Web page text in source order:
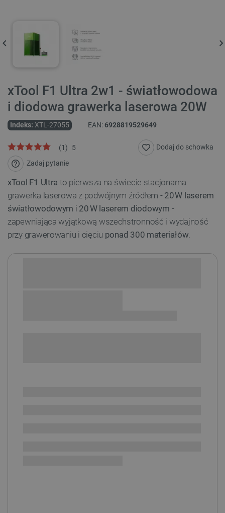
xTool F1 Ultra 2w1 - światłowodowa
i diodowa grawerka laserowa 20W
Indeks: XTL-27055 EAN:6928819529649
5
(1)
Zadaj pytanie
Dodaj do schowka
xTool F1 Ultra to pierwsza na świecie stacjonarna
grawerka laserowa z podwójnym źródłem - 20 W laserem
światłowodowym i 20 W laserem diodowym -
zapewniająca wyjątkową wszechstronność i wydajność
przy grawerowaniu i cięciu ponad 300 materiałów.